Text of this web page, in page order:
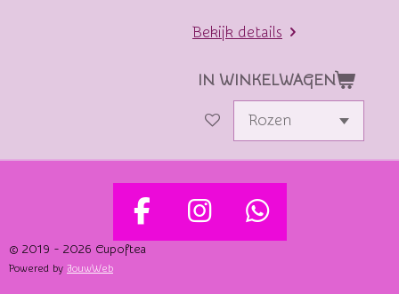
Bekijk details
IN WINKELWAGEN
F
A
I
W
© 2019 - 2026 Cupoftea
Powered by JouwWeb